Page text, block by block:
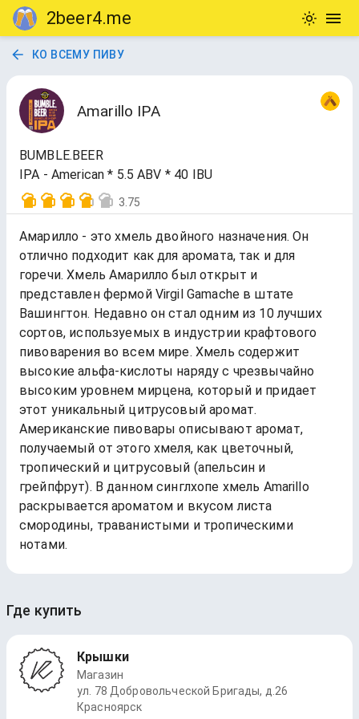
2beer4.me
КО ВСЕМУ ПИВУ
Amarillo IPA
BUMBLE.BEER
IPA - American * 5.5 ABV * 40 IBU
3.75
Амарилло - это хмель двойного назначения. Он
отлично подходит как для аромата, так и для
горечи. Хмель Амарилло был открыт и
представлен фермой Virgil Gamache в штате
Вашингтон. Недавно он стал одним из 10 лучших
сортов, используемых в индустрии крафтового
пивоварения во всем мире. Хмель содержит
высокие альфа-кислоты наряду с чрезвычайно
высоким уровнем мирцена, который и придает
этот уникальный цитрусовый аромат.
Американские пивовары описывают аромат,
получаемый от этого хмеля, как цветочный,
тропический и цитрусовый (апельсин и
грейпфрут). В данном синглхопе хмель Amarillo
раскрывается ароматом и вкусом листа
смородины, траванистыми и тропическими
нотами.
Где купить
Крышки
Магазин
ул. 78 Добровольческой Бригады, д.26
Красноярск